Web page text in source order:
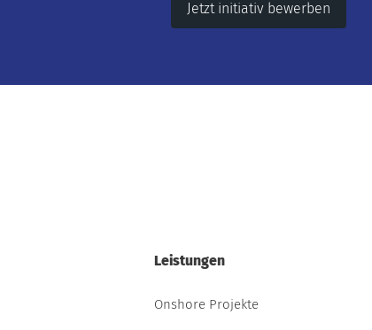
Jetzt initiativ bewerben
Leistungen
Onshore Projekte